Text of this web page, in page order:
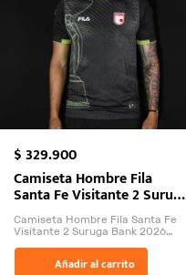
$329.900
Camiseta Hombre Fila
Santa Fe Visitante 2 Suruga
Bank 2026
Camiseta Hombre Fila Santa Fe
Visitante 2 Suruga Bank 2026
El Rugido del Sol Naciente:
“Primeros para la Et...
Añadir al carrito